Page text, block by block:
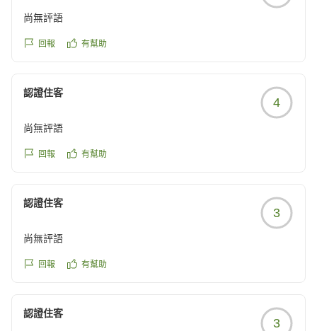
尚無評語
回報 有幫助
認證住客
4
尚無評語
回報 有幫助
認證住客
3
尚無評語
回報 有幫助
認證住客
3